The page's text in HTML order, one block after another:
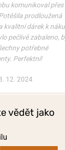
komunikoval přes
prodloužená
kvalitní dárek k
pečlivě zabaleno,
potřebné
Perfektní!
12. 2024
vědět jako